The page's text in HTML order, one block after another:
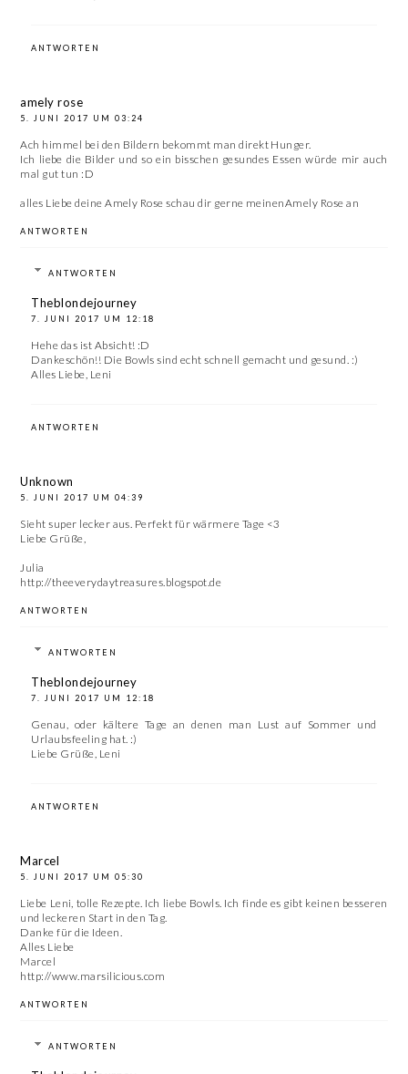
ANTWORTEN
amely rose
5. JUNI 2017 UM 03:24
Ach himmel bei den Bildern bekommt man direkt Hunger.
Ich liebe die Bilder und so ein bisschen gesundes Essen würde mir auch
mal gut tun :D
alles Liebe deineAmely Rose schau dir gerne meinenAmely Rose an
ANTWORTEN
ANTWORTEN
Theblondejourney
7. JUNI 2017 UM 12:18
Hehe das ist Absicht! :D
Dankeschön!! Die Bowls sind echt schnell gemacht und gesund. :)
Alles Liebe, Leni
ANTWORTEN
Unknown
5. JUNI 2017 UM 04:39
Sieht super lecker aus. Perfekt für wärmere Tage <3
Liebe Grüße,
Julia
http://theeverydaytreasures.blogspot.de
ANTWORTEN
ANTWORTEN
Theblondejourney
7. JUNI 2017 UM 12:18
Genau, oder kältere Tage an denen man Lust auf Sommer und
Urlaubsfeeling hat. :)
Liebe Grüße, Leni
ANTWORTEN
Marcel
5. JUNI 2017 UM 05:30
Liebe Leni, tolle Rezepte. Ich liebe Bowls. Ich finde es gibt keinen besseren
und leckeren Start in den Tag.
Danke für die Ideen.
Alles Liebe
Marcel
http://www.marsilicious.com
ANTWORTEN
ANTWORTEN